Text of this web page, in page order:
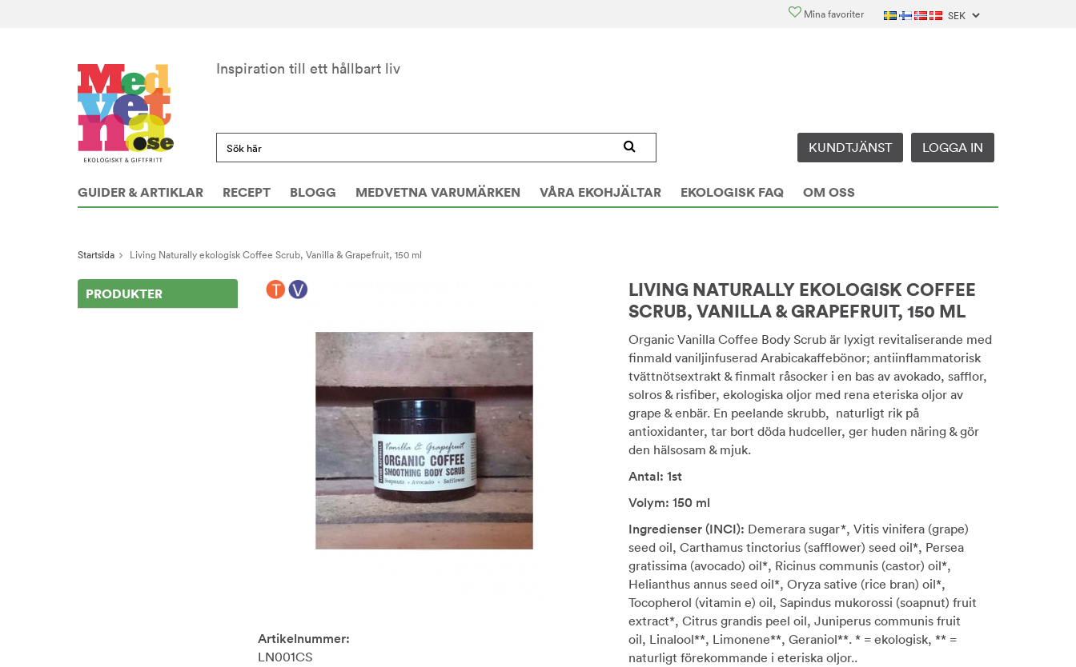
Mina favoriter
Inspiration till ett hållbart liv
KUNDTJÄNST LOGGA IN
GUIDER & ARTIKLAR RECEPT BLOGG MEDVETNA VARUMÄRKEN VÅRA EKOHJÄLTAR EKOLOGISK FAQ OM OSS
Startsida Living Naturally ekologisk Coffee Scrub, Vanilla & Grapefruit, 150 ml
PRODUKTER
LIVING NATURALLY EKOLOGISK COFFEE
SCRUB, VANILLA & GRAPEFRUIT, 150 ML
Organic Vanilla Coffee Body Scrub är lyxigt revitaliserande med
finmald vaniljinfuserad Arabicakaffebönor; antiinflammatorisk
tvättnötsextrakt & finmalt råsocker i en bas av avokado, safflor,
solros & risfiber, ekologiska oljor med rena eteriska oljor av
grape & enbär. En peelande skrubb, naturligt rik på
antioxidanter, tar bort döda hudceller, ger huden näring & gör
den hälsosam & mjuk.
Antal: 1st
Volym: 150 ml
Ingredienser (INCI): Demerara sugar*, Vitis vinifera (grape)
seed oil, Carthamus tinctorius (safflower) seed oil*, Persea
gratissima (avocado) oil*, Ricinus communis (castor) oil*,
Helianthus annus seed oil*, Oryza sative (rice bran) oil*,
Tocopherol (vitamin e) oil, Sapindus mukorossi (soapnut) fruit
extract*, Citrus grandis peel oil, Juniperus communis fruit
oil, Linalool**, Limonene**, Geraniol**. * = ekologisk, ** =
naturligt förekommande i eteriska oljor..
Artikelnummer:
LN001CS